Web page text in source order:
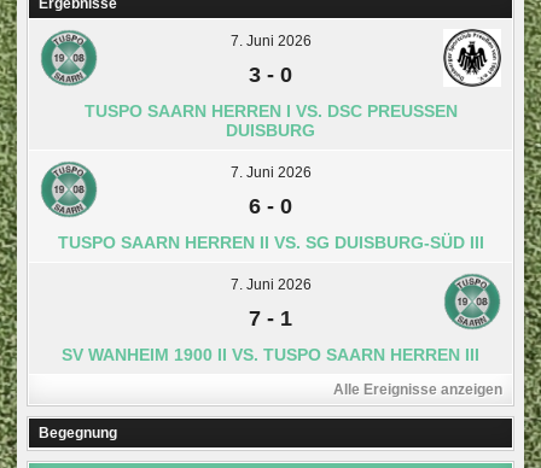
Ergebnisse
7. Juni 2026
3 - 0
TUSPO SAARN HERREN I VS. DSC PREUSSEN D
UISBURG
7. Juni 2026
6 - 0
TUSPO SAARN HERREN II VS. SG DUISBURG-SÜD III
7. Juni 2026
7 - 1
SV WANHEIM 1900 II VS. TUSPO SAARN HERREN III
Alle Ereignisse anzeigen
Begegnung